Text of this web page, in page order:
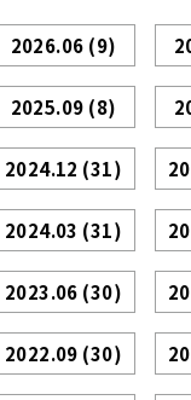
2026.06 (9)
2025.09 (8)
2024.12 (31)
2024.03 (31)
2023.06 (30)
2022.09 (30)